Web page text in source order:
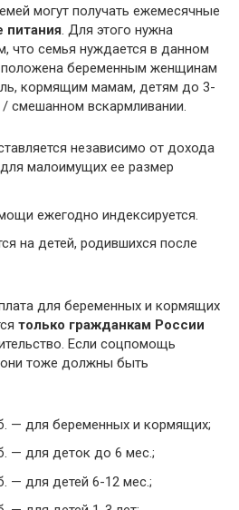
могут получать ежемесячные
питания. Для этого нужна
что семья нуждается в данном
беременным женщинам
кормящим мамам, детям до 3-
/ смешанном вскармливании.
независимо от дохода
малоимущих ее размер
ежегодно индексируется.
на детей, родившихся после
для беременных и кормящих
только гражданкам России
Если соцпомощь
тоже должны быть
— для беременных и кормящих;
— для деток до 6 мес.;
— для детей 6-12 мес.;